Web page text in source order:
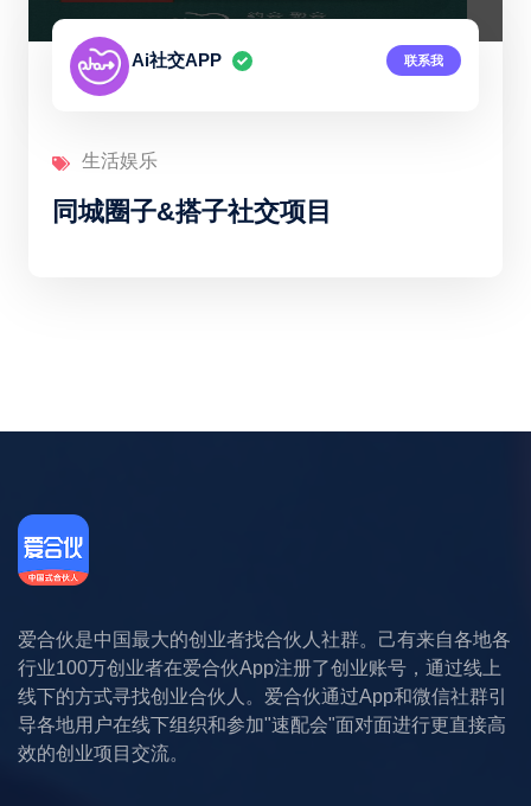
Ai社交APP 联系我
生活娱乐
同城圈子&搭子社交项目
爱合伙是中国最大的创业者找合伙人社群。己有来自各地各
行业100万创业者在爱合伙App注册了创业账号，通过线上
线下的方式寻找创业合伙人。爱合伙通过App和微信社群引
导各地用户在线下组织和参加"速配会"面对面进行更直接高
效的创业项目交流。